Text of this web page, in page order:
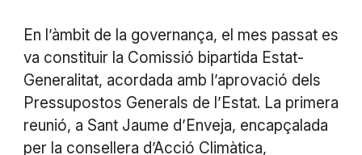
En l’àmbit de la governança, el mes passat es
va constituir la Comissió bipartida Estat-
Generalitat, acordada amb l’aprovació dels
Pressupostos Generals de l’Estat. La primera
reunió, a Sant Jaume d’Enveja, encapçalada
per la consellera d’Acció Climàtica,